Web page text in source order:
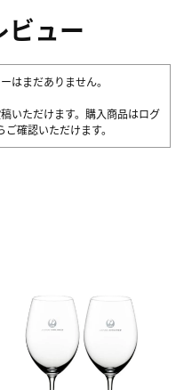
ビュー
はまだありません。
いただけます。購入商品はログ
ご確認いただけます。